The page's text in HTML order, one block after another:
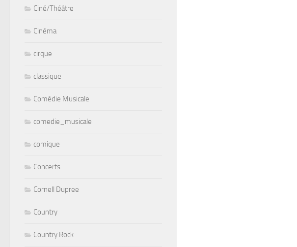
Ciné/Théâtre
Cinéma
cirque
classique
Comédie Musicale
comedie_musicale
comique
Concerts
Cornell Dupree
Country
Country Rock